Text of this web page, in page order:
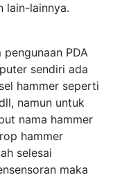
lain-lainnya.
PDA
sendiri ada
hammer seperti
namun untuk
nama hammer
hammer
selesai
maka